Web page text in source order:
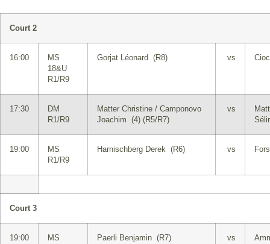
Court 2
16:00
MS
18&U
R1/R9
Gorjat Léonard (R8) vs
17:30
DM
R1/R9
Matter Christine / Camponovo
Joachim (4) (R5/R7)
vs
19:00
MS
R1/R9
Harnischberg Derek (R6) vs
Court 3
19:00
MS
Paerli Benjamin (R7) vs